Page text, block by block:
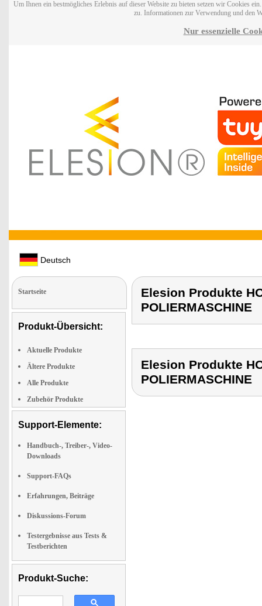
Um Ihnen ein bestmögliches Erlebnis auf dieser Website zu bieten setzen wir Cookies
zu. Informationen zur Verwendung und den
Nur essenzielle
Deutsch
Startseite
Produkt-Übersicht:
Aktuelle Produkte
Ältere Produkte
Alle Produkte
Zubehör Produkte
Support-Elemente:
Handbuch-, Treiber-, Video-
Downloads
Support-FAQs
Erfahrungen, Beiträge
Diskussions-Forum
Testergebnisse aus Tests &
Testberichten
Produkt-Suche:
Elesion Produkte
POLIERMASCHINE
Elesion Produkte
POLIERMASCHINE